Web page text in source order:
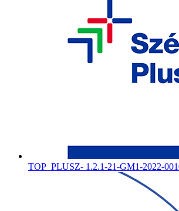
TOP_PLUSZ- 1.2.1-21-GM1-2022-